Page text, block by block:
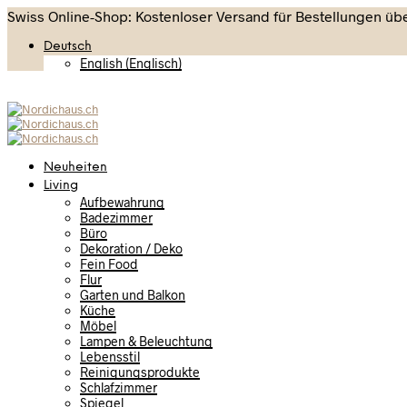
Swiss Online-Shop: Kostenloser Versand für Bestellungen
Deutsch
English (Englisch)
Neuheiten
Living
Aufbewahrung
Badezimmer
Büro
Dekoration / Deko
Fein Food
Flur
Garten und Balkon
Küche
Möbel
Lampen & Beleuchtung
Lebensstil
Reinigungsprodukte
Schlafzimmer
Spiegel